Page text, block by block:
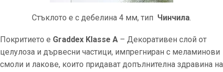
Стъклото е с дебелина 4 мм, тип Чинчила.
Покритието е Graddex Klasse A – Декоративен слой от
целулоза и дървесни частици, импрегниран с меламинови
смоли и лакове, които придават допълнителна здравина на